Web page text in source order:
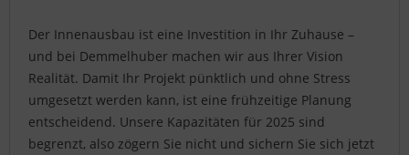
Der Innenausbau ist eine Investition in Ihr Zuhause –
und bei Demmelhuber machen wir aus Ihrer Vision
Realität. Damit Ihr Projekt pünktlich und ohne Stress
umgesetzt werden kann, ist eine frühzeitige Planung
entscheidend. Unsere Kapazitäten für 2025 sind
begrenzt, also zögern Sie nicht und sichern Sie sich jetzt